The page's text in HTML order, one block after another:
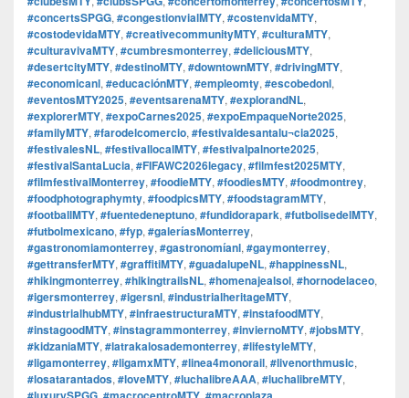
#concertsSPGG, #congestionvialMTY, #costenvidaMTY,
#costodevidaMTY, #creativecommunityMTY, #culturaMTY,
#culturavivaMTY, #cumbresmonterrey, #deliciousMTY,
#desertcityMTY, #destinoMTY, #downtownMTY, #drivingMTY,
#economicanl, #educaciónMTY, #empleomty, #escobedonl,
#eventosMTY2025, #eventsarenaMTY, #explorandNL,
#explorerMTY, #expoCarnes2025, #expoEmpaqueNorte2025,
#familyMTY, #farodelcomercio, #festivaldesantalu¬cia2025,
#festivalesNL, #festivallocalMTY, #festivalpalnorte2025,
#festivalSantaLucia, #FIFAWC2026legacy, #filmfest2025MTY,
#filmfestivalMonterrey, #foodieMTY, #foodiesMTY, #foodmontrey,
#foodphotographymty, #foodpicsMTY, #foodstagramMTY,
#footballMTY, #fuentedeneptuno, #fundidorapark, #futbolisedelMTY,
#futbolmexicano, #fyp, #galeríasMonterrey,
#gastronomiamonterrey, #gastronomíanl, #gaymonterrey,
#gettransferMTY, #graffitiMTY, #guadalupeNL, #happinessNL,
#hikingmonterrey, #hikingtrailsNL, #homenajealsol, #hornodelaceo,
#igersmonterrey, #igersnl, #industrialheritageMTY,
#industrialhubMTY, #infraestructuraMTY, #instafoodMTY,
#instagoodMTY, #instagrammonterrey, #inviernoMTY, #jobsMTY,
#kidzaniaMTY, #latrakalosademonterrey, #lifestyleMTY,
#ligamonterrey, #ligamxMTY, #linea4monorail, #livenorthmusic,
#losatarantados, #loveMTY, #luchalibreAAA, #luchalibreMTY,